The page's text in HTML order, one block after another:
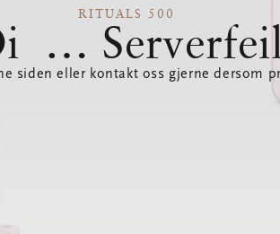
RITUALS 500
…
siden eller kontakt oss gjerne dersom